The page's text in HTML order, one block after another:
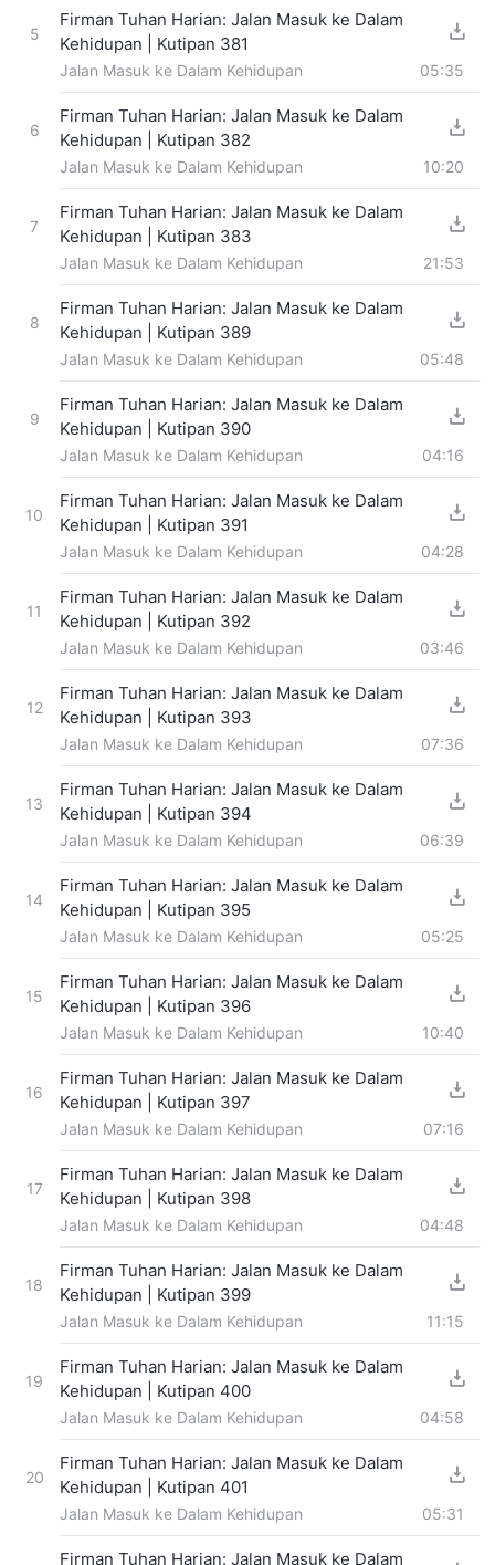
5
Firman Tuhan Harian: Jalan Masuk ke Dalam
Kehidupan | Kutipan 381
Jalan Masuk ke Dalam Kehidupan 05:35
6
Firman Tuhan Harian: Jalan Masuk ke Dalam
Kehidupan | Kutipan 382
Jalan Masuk ke Dalam Kehidupan 10:20
7
Firman Tuhan Harian: Jalan Masuk ke Dalam
Kehidupan | Kutipan 383
Jalan Masuk ke Dalam Kehidupan 21:53
8
Firman Tuhan Harian: Jalan Masuk ke Dalam
Kehidupan | Kutipan 389
Jalan Masuk ke Dalam Kehidupan 05:48
9
Firman Tuhan Harian: Jalan Masuk ke Dalam
Kehidupan | Kutipan 390
Jalan Masuk ke Dalam Kehidupan 04:16
10
Firman Tuhan Harian: Jalan Masuk ke Dalam
Kehidupan | Kutipan 391
Jalan Masuk ke Dalam Kehidupan 04:28
11
Firman Tuhan Harian: Jalan Masuk ke Dalam
Kehidupan | Kutipan 392
Jalan Masuk ke Dalam Kehidupan 03:46
12
Firman Tuhan Harian: Jalan Masuk ke Dalam
Kehidupan | Kutipan 393
Jalan Masuk ke Dalam Kehidupan 07:36
13
Firman Tuhan Harian: Jalan Masuk ke Dalam
Kehidupan | Kutipan 394
Jalan Masuk ke Dalam Kehidupan 06:39
14
Firman Tuhan Harian: Jalan Masuk ke Dalam
Kehidupan | Kutipan 395
Jalan Masuk ke Dalam Kehidupan 05:25
15
Firman Tuhan Harian: Jalan Masuk ke Dalam
Kehidupan | Kutipan 396
Jalan Masuk ke Dalam Kehidupan 10:40
16
Firman Tuhan Harian: Jalan Masuk ke Dalam
Kehidupan | Kutipan 397
Jalan Masuk ke Dalam Kehidupan 07:16
17
Firman Tuhan Harian: Jalan Masuk ke Dalam
Kehidupan | Kutipan 398
Jalan Masuk ke Dalam Kehidupan 04:48
18
Firman Tuhan Harian: Jalan Masuk ke Dalam
Kehidupan | Kutipan 399
Jalan Masuk ke Dalam Kehidupan 11:15
19
Firman Tuhan Harian: Jalan Masuk ke Dalam
Kehidupan | Kutipan 400
Jalan Masuk ke Dalam Kehidupan 04:58
20
Firman Tuhan Harian: Jalan Masuk ke Dalam
Kehidupan | Kutipan 401
Jalan Masuk ke Dalam Kehidupan 05:31
Firman Tuhan Harian: Jalan Masuk ke Dalam